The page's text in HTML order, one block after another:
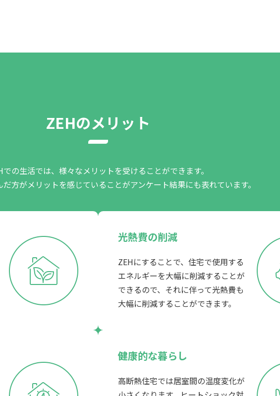
ZEHのメリット
での生活では、様々なメリットを受けることができます。
方がメリットを感じていることがアンケート結果にも表れています。
光熱費の削減
ZEHにすることで、住宅で使用する
エネルギーを大幅に削減することが
できるので、それに伴って光熱費も
大幅に削減することができます。
健康的な暮らし
高断熱住宅では居室間の温度変化が